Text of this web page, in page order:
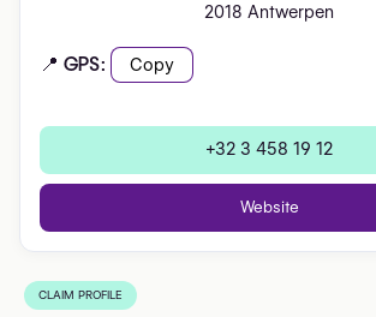
2018 Antwerpen
📍 GPS: Copy
+32 3 458 19 12
Website
CLAIM PROFILE